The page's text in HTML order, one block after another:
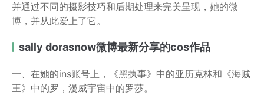
并通过不同的摄影技巧和后期处理来完美呈现，她的微
博，并从此爱上了它。
sally dorasnow微博最新分享的cos作品
一、在她的ins账号上，《黑执事》中的亚历克林和《海贼
王》中的罗，漫威宇宙中的罗莎。